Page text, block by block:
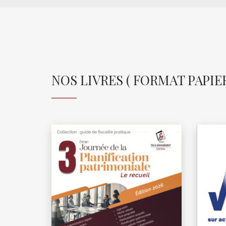
NOS LIVRES ( FORMAT